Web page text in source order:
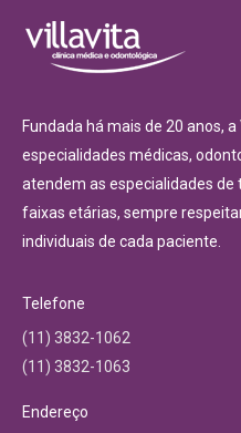
Fundada há mais de 20 anos,
especialidades médicas,
atendem as especialidades
faixas etárias, sempre
individuais de cada paciente.
Telefone
(11) 3832-1062
(11) 3832-1063
Endereço